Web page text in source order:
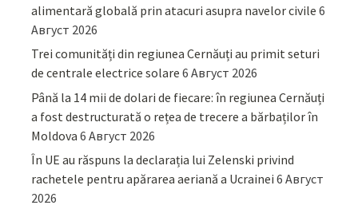
alimentară globală prin atacuri asupra navelor civile 6
Август 2026
Trei comunități din regiunea Cernăuți au primit seturi
de centrale electrice solare 6 Август 2026
Până la 14 mii de dolari de fiecare: în regiunea Cernăuți
a fost destructurată o rețea de trecere a bărbaților în
Moldova 6 Август 2026
În UE au răspuns la declarația lui Zelenski privind
rachetele pentru apărarea aeriană a Ucrainei 6 Август
2026